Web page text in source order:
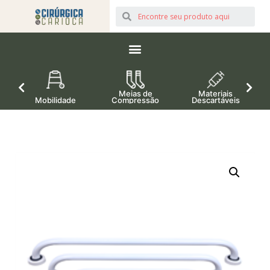
Mobilidade
Meias de
Compressão
Materiais
Descartáveis